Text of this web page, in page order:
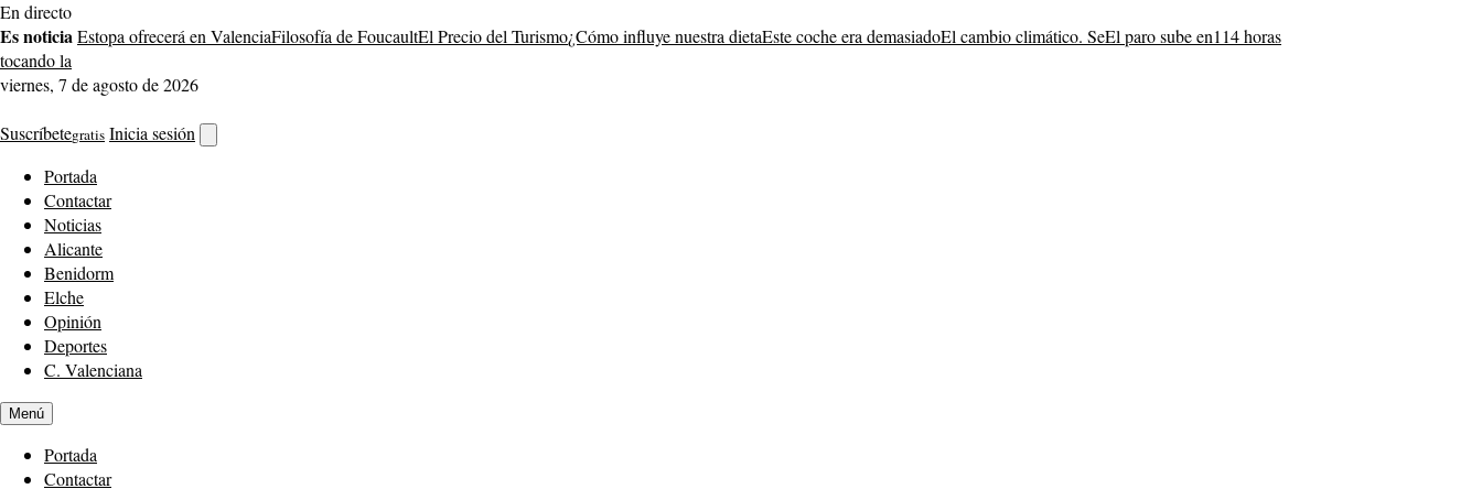
Saltar
al
contenido
En directo
Es noticiaEstopa ofrecerá en ValenciaFilosofía de FoucaultEl Precio del Turismo¿Cómo influye nuestra dietaEste coche era demasiadoEl cambio climático. SeEl paro sube en114 horas
tocando la
viernes, 7 de agosto de 2026
Suscríbetegratis Inicia sesión
buscador
Portada
Contactar
Noticias
Alicante
Benidorm
Elche
Opinión
Deportes
C. Valenciana
Menú
Portada
Contactar